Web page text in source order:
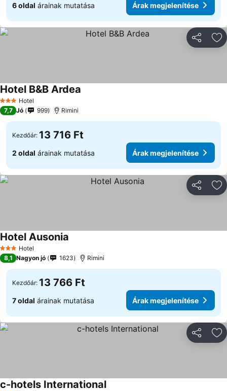
6 oldal árainak mutatása Árak megjelenítése
3 Kategória
Hotel
Hotel B&B Ardea
7,7 Jó 999 Rimini
Kezdőár: 13 716 Ft
2 oldal árainak mutatása Árak megjelenítése
3 Kategória
Hotel
Hotel Ausonia
8,1 Nagyon jó 1623 Rimini
Kezdőár: 13 766 Ft
7 oldal árainak mutatása Árak megjelenítése
c-hotels International